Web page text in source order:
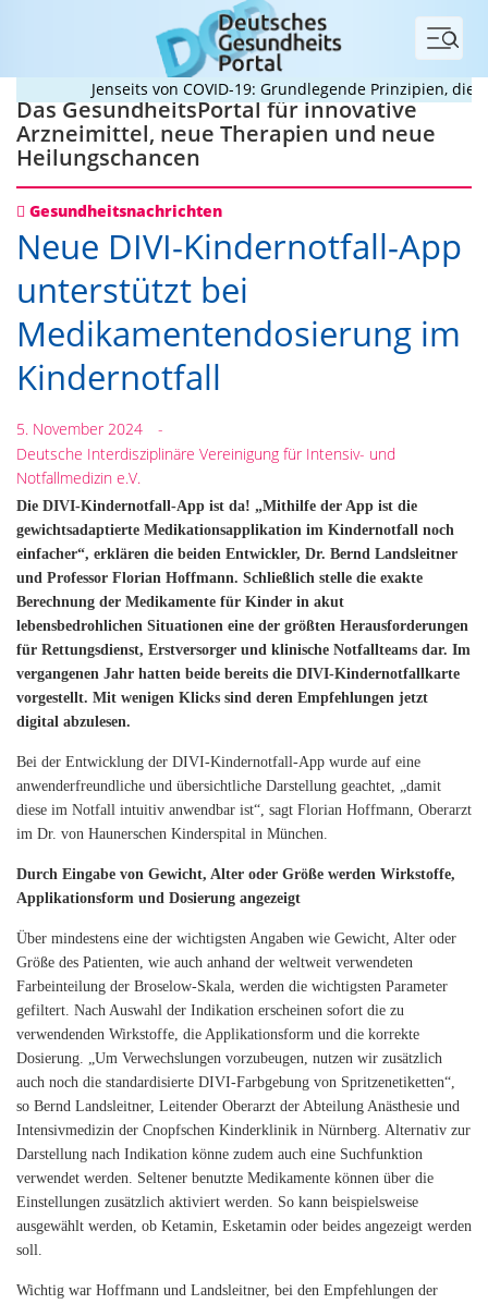
Menü
Jenseits von COVID-19: Grundlegende Prinzipien, die
Das GesundheitsPortal für innovative
Arzneimittel, neue Therapien und neue
Heilungschancen
Gesundheitsnachrichten
Neue DIVI-Kindernotfall-App
unterstützt bei
Medikamentendosierung im
Kindernotfall
5. November 2024
-
Deutsche Interdisziplinäre Vereinigung für Intensiv- und
Notfallmedizin e.V.
Die DIVI-Kindernotfall-App ist da! „Mithilfe der App ist die
gewichtsadaptierte Medikationsapplikation im Kindernotfall noch
einfacher“, erklären die beiden Entwickler, Dr. Bernd Landsleitner
und Professor Florian Hoffmann. Schließlich stelle die exakte
Berechnung der Medikamente für Kinder in akut
lebensbedrohlichen Situationen eine der größten Herausforderungen
für Rettungsdienst, Erstversorger und klinische Notfallteams dar. Im
vergangenen Jahr hatten beide bereits die DIVI-Kindernotfallkarte
vorgestellt. Mit wenigen Klicks sind deren Empfehlungen jetzt
digital abzulesen.
Bei der Entwicklung der DIVI-Kindernotfall-App wurde auf eine
anwenderfreundliche und übersichtliche Darstellung geachtet, „damit
diese im Notfall intuitiv anwendbar ist“, sagt Florian Hoffmann, Oberarzt
im Dr. von Haunerschen Kinderspital in München.
Durch Eingabe von Gewicht, Alter oder Größe werden Wirkstoffe,
Applikationsform und Dosierung angezeigt
Über mindestens eine der wichtigsten Angaben wie Gewicht, Alter oder
Größe des Patienten, wie auch anhand der weltweit verwendeten
Farbeinteilung der Broselow-Skala, werden die wichtigsten Parameter
gefiltert. Nach Auswahl der Indikation erscheinen sofort die zu
verwendenden Wirkstoffe, die Applikationsform und die korrekte
Dosierung. „Um Verwechslungen vorzubeugen, nutzen wir zusätzlich
auch noch die standardisierte DIVI-Farbgebung von Spritzenetiketten“,
so Bernd Landsleitner, Leitender Oberarzt der Abteilung Anästhesie und
Intensivmedizin der Cnopfschen Kinderklinik in Nürnberg. Alternativ zur
Darstellung nach Indikation könne zudem auch eine Suchfunktion
verwendet werden. Seltener benutzte Medikamente können über die
Einstellungen zusätzlich aktiviert werden. So kann beispielsweise
ausgewählt werden, ob Ketamin, Esketamin oder beides angezeigt werden
soll.
Wichtig war Hoffmann und Landsleitner, bei den Empfehlungen der